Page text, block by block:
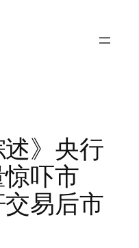
述》央行
吓市
易后市